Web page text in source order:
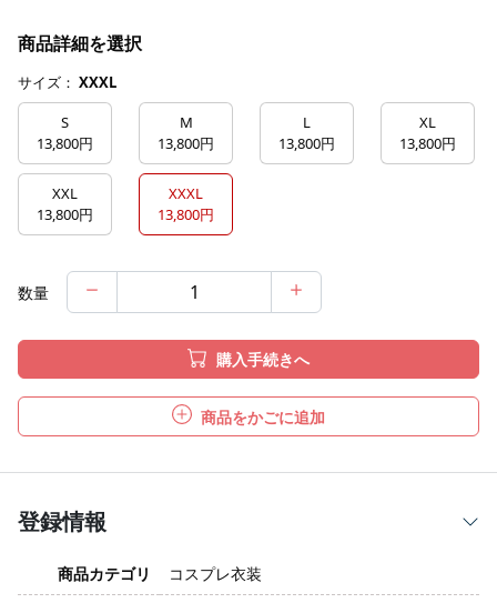
商品詳細を選択
サイズ： XXXL
S
13,800円
M
13,800円
L
13,800円
XL
13,800円
XXL
13,800円
XXXL
13,800円
数量
購入手続きへ
商品をかごに追加
登録情報
商品カテゴリ
コスプレ衣装